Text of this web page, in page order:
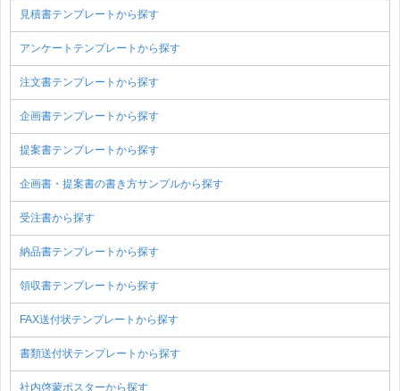
見積書テンプレートから探す
アンケートテンプレートから探す
注文書テンプレートから探す
企画書テンプレートから探す
提案書テンプレートから探す
企画書・提案書の書き方サンプルから探す
受注書から探す
納品書テンプレートから探す
領収書テンプレートから探す
FAX送付状テンプレートから探す
書類送付状テンプレートから探す
社内啓蒙ポスターから探す